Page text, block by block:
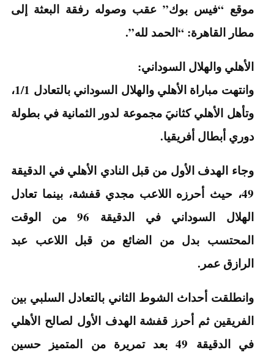
موقع “فيس بوك” عقب وصوله رفقة البعثة إلى
مطار القاهرة: “الحمد لله”.
الأهلي والهلال السوداني:
وانتهت مباراة الأهلي والهلال السوداني بالتعادل 1/1،
وتأهل الأهلي كثانيَ مجموعة لدور الثمانية في بطولة
دوري أبطال أفريقيا.
وجاء الهدف الأول من قبل النادي الأهلي في الدقيقة
49، حيث أحرزه اللاعب مجدي قفشة، بينما تعادل
الهلال السوداني في الدقيقة 96 من الوقت
المحتسب بدل من الضائع من قبل اللاعب عبد
الرازق عمر.
وانطلقت أحداث الشوط الثاني بالتعادل السلبي بين
الفريقين ثم أحرز قفشة الهدف الأول لصالح الأهلي
في الدقيقة 49 بعد تمريرة من المتميز حسين